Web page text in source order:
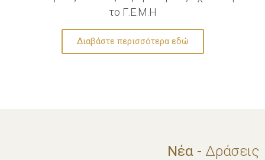
το Γ.Ε.Μ.Η
Διαβάστε περισσότερα εδώ
Νέα - Δράσεις